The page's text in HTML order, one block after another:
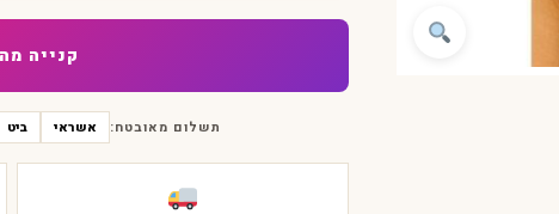
קנייה
תשלום מאובטח: אשראי ביט